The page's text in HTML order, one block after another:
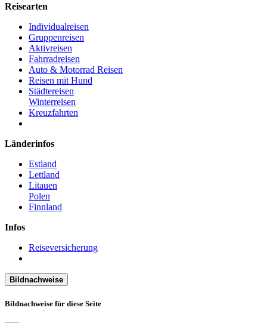
Reisearten
Individualreisen
Gruppenreisen
Aktivreisen
Fahrradreisen
Auto & Motorrad Reisen
Reisen mit Hund
Städtereisen
Winterreisen
Kreuzfahrten
Länderinfos
Estland
Lettland
Litauen
Polen
Finnland
Infos
Reiseversicherung
Bildnachweise
Bildnachweise für diese Seite